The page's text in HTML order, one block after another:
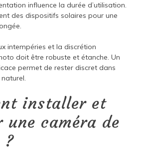
influence la durée d’utilisation.
des dispositifs solaires pour une
intempéries et la discrétion
doit être robuste et étanche. Un
permet de rester discret dans
naturel.
installer et
caméra de
?